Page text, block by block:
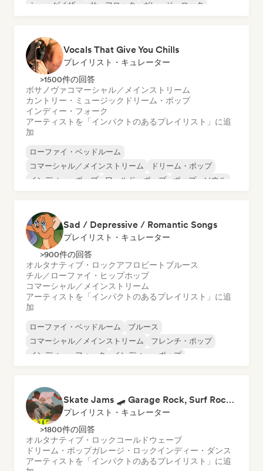
シューゲイザー
サーフロック ガレージ・ロック
Vocals That Give You Chills
プレイリスト・キュレーター
>1500件の回答
ボサノヴァコマーシャル／メインストリーム
カントリー・ミュージック ドリーム・ポップ
インディー・フォーク
アーティストを「インパクトのあるプレイリスト」に追
加
ローファイ・ベッドルーム
コマーシャル／メインストリーム
ドリーム・ポップ
インディー・ポップ
ワールド・ポップ
ポップ・ソウル
Sad / Depressive / Romantic Songs
プレイリスト・キュレーター
>900件の回答
オルタナティブ・ロックアフロビート ブルース
チル／ローファイ・ヒップホップ
コマーシャル／メインストリーム
アーティストを「インパクトのあるプレイリスト」に追
加
ローファイ・ベッドルーム
ブルース
コマーシャル／メインストリーム
フレンチ・ポップ
インディー・フォーク
インディー・ポップ
Skate Jams 🛹 Garage Rock, Surf Rock & Neo-Psych
プレイリスト・キュレーター
>1800件の回答
オルタナティブ・ロック コールドウェーブ
ドリーム・ポップガレージ・ロックインディー・ダンス
アーティストを「インパクトのあるプレイリスト」に追